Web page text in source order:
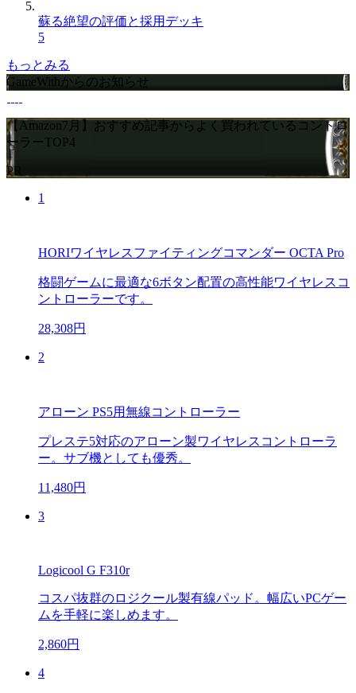
蘇る絶望の評価と採用デッキ
5
もっとみる
GameWithからのお知らせ
【Amazon7月】おすすめ記事からよく買われているコントロ
ーラーTOP4
PR
1
HORIワイヤレスファイティングコマンダー OCTA Pro
格闘ゲームに最適な6ボタン配置の高性能ワイヤレスコ
ントローラーです。
28,308円
2
アローン PS5用無線コントローラー
プレステ5対応のアローン製ワイヤレスコントローラ
ー。サブ機としても優秀。
11,480円
3
Logicool G F310r
コスパ抜群のロジクール製有線パッド。幅広いPCゲー
ムを手軽に楽しめます。
2,860円
4